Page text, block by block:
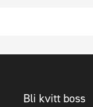
Bli kvitt boss